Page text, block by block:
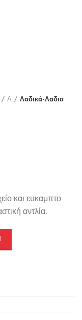
Λ Λαδικά-Λαδια
και ευκαμπτο
αντλία.